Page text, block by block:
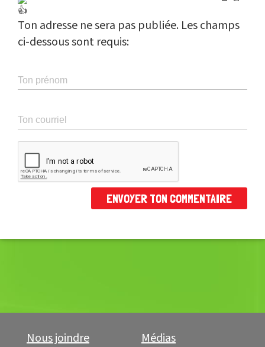
Ton adresse ne sera pas publiée. Les champs
ci-dessous sont requis:
Ton prénom
Ton courriel
Nous joindre
Médias